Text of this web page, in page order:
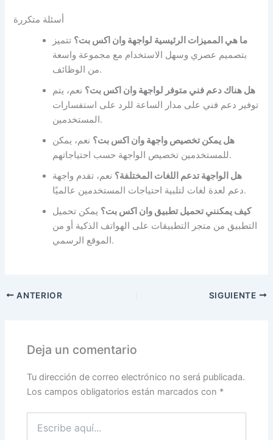
أسئلة متكررة
ما هي المميزات الرئيسية لواجهة وان اكس بت؟ تتميز
بتصميم عصري وسهل الاستخدام مع مجموعة واسعة
من الوظائف.
هل هناك دعم فني متوفر لواجهة وان اكس بت؟ نعم، يتم
توفير دعم فني على مدار الساعة للرد على استفسارات
المستخدمين.
هل يمكن تخصيص واجهة وان اكس بت؟ نعم، يمكن
للمستخدمين تخصيص الواجهة حسب احتياجاتهم.
هل الواجهة تدعم اللغات المختلفة؟ نعم، تقدم واجهة
دعم لعدة لغات لتلبية احتياجات المستخدمين عالميًا.
كيف يمكنني تحميل تطبيق وان اكس بت؟ يمكن تحميل
التطبيق من متجر التطبيقات على الهواتف الذكية أو من
الموقع الرسمي.
ANTERIOR SIGUIENTE
Deja un comentario
Tu dirección de correo electrónico no será publicada.
Los campos obligatorios están marcados con *
aquí...